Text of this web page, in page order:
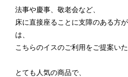
法事や慶事、敬老会など、
床に直接座ることに支障のある方
は、
こちらのイスのご利用をご提案いた
とても人気の商品で、